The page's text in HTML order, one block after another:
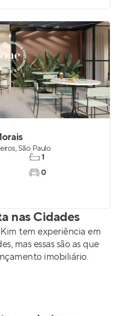
,São Paulo
1
0
nas Cidades
tem experiência em
mas essas são as que
imobiliário.